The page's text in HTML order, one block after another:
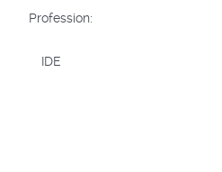
Profession:
IDE